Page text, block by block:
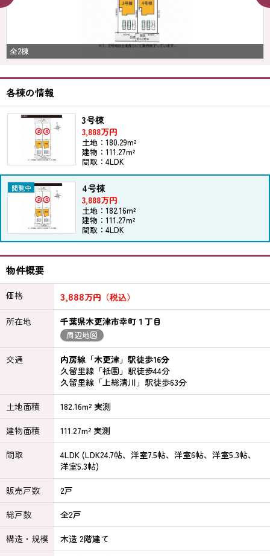
全2棟
各棟の情報
3号棟
3,888万円
土地：180.29m²
建物：111.27m²
間取：4LDK
4号棟
3,888万円
土地：182.16m²
建物：111.27m²
間取：4LDK
物件概要
価格 3,888万円（税込）
所在地
千葉県木更津市幸町１丁目
周辺地図
交通
内房線「木更津」駅徒歩16分
久留里線「祇園」駅徒歩44分
久留里線「上総清川」駅徒歩63分
土地面積
182.16m² 実測
建物面積
111.27m² 実測
間取
4LDK (LDK24.7帖、洋室7.5帖、洋室6帖、洋室5.3帖、
洋室5.3帖)
販売戸数
2戸
総戸数
全2戸
構造・規模
木造 2階建て